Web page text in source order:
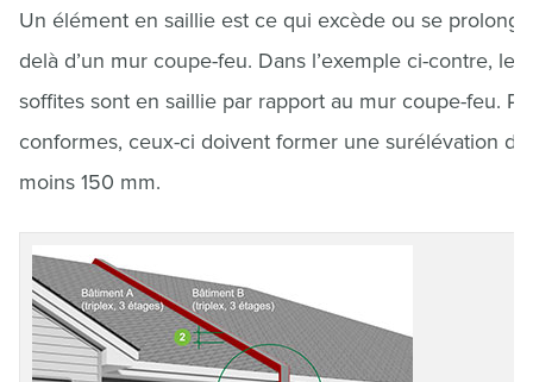
Un élément en saillie est ce qui excède ou se
delà d’un mur coupe-feu. Dans l’exemple ci-contre, les
soffites sont en saillie par rapport au mur coupe-feu.
conformes, ceux-ci doivent former une surélévation
moins 150 mm.